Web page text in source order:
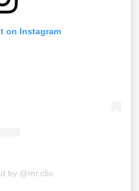
on Instagram
by @mr.clio